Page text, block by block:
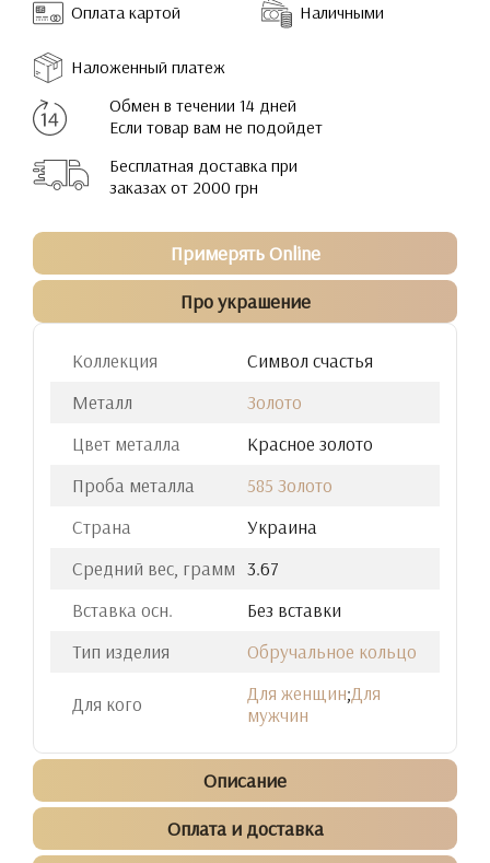
Оплата картой Наличными
Наложенный платеж
Обмен в течении 14 дней
Если товар вам не подойдет
Бесплатная доставка при
заказах от 2000 грн
Примерять Online
Про украшение
Коллекция
Cимвол счастья
Металл
Золото
Цвет металла
Красное золото
Проба металла
585 Золото
Страна
Украина
Средний вес, грамм 3.67
Вставка осн.
Без вставки
Тип изделия
Обручальное кольцо
Для кого Для женщин;Для
мужчин
Описание
Оплата и доставка